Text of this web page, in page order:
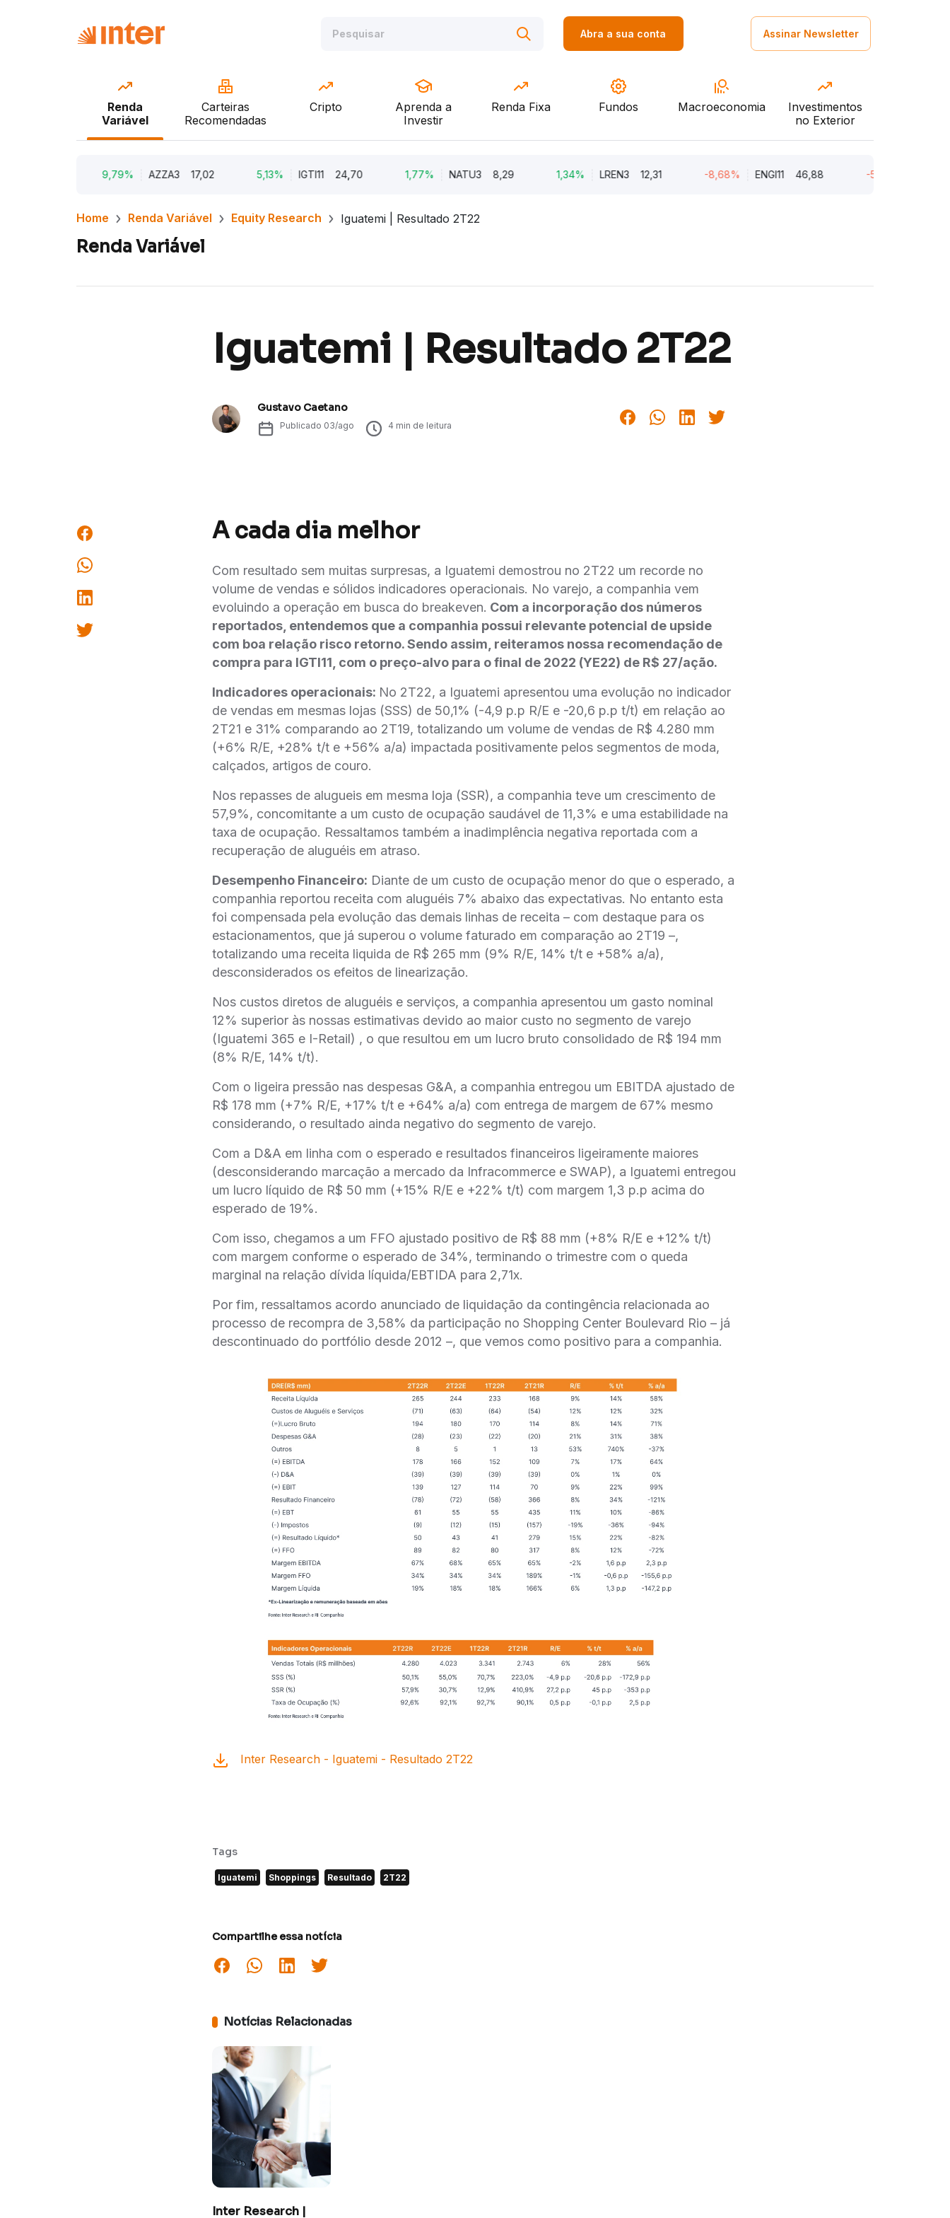
Abra a sua conta Assinar Newsletter
Renda
Variável
Carteiras
Recomendadas
Cripto
Aprenda a
Investir
Renda Fixa Fundos Macroeconomia
Investimentos
no Exterior
9,79% AZZA3 17,02 5,13% IGTI11 24,70 1,77% NATU3 8,29 1,34% LREN3 12,31 -8,68% ENGI11 46,88 -5,22%
Home Renda Variável Equity Research Iguatemi | Resultado 2T22
Renda Variável
Iguatemi | Resultado 2T22
Gustavo Caetano
Publicado 03/ago 4 min de leitura
A cada dia melhor
Com resultado sem muitas surpresas, a Iguatemi demostrou no 2T22 um recorde no
volume de vendas e sólidos indicadores operacionais. No varejo, a companhia vem
evoluindo a operação em busca do breakeven. Com a incorporação dos números
reportados, entendemos que a companhia possui relevante potencial de upside
com boa relação risco retorno. Sendo assim, reiteramos nossa recomendação de
compra para IGTI11, com o preço-alvo para o final de 2022 (YE22) de R$ 27/ação.
Indicadores operacionais: No 2T22, a Iguatemi apresentou uma evolução no indicador
de vendas em mesmas lojas (SSS) de 50,1% (-4,9 p.p R/E e -20,6 p.p t/t) em relação ao
2T21 e 31% comparando ao 2T19, totalizando um volume de vendas de R$ 4.280 mm
(+6% R/E, +28% t/t e +56% a/a) impactada positivamente pelos segmentos de moda,
calçados, artigos de couro.
Nos repasses de alugueis em mesma loja (SSR), a companhia teve um crescimento de
57,9%, concomitante a um custo de ocupação saudável de 11,3% e uma estabilidade na
taxa de ocupação. Ressaltamos também a inadimplência negativa reportada com a
recuperação de aluguéis em atraso.
Desempenho Financeiro: Diante de um custo de ocupação menor do que o esperado, a
companhia reportou receita com aluguéis 7% abaixo das expectativas. No entanto esta
foi compensada pela evolução das demais linhas de receita – com destaque para os
estacionamentos, que já superou o volume faturado em comparação ao 2T19 –,
totalizando uma receita liquida de R$ 265 mm (9% R/E, 14% t/t e +58% a/a),
desconsiderados os efeitos de linearização.
Nos custos diretos de aluguéis e serviços, a companhia apresentou um gasto nominal
12% superior às nossas estimativas devido ao maior custo no segmento de varejo
(Iguatemi 365 e I-Retail) , o que resultou em um lucro bruto consolidado de R$ 194 mm
(8% R/E, 14% t/t).
Com o ligeira pressão nas despesas G&A, a companhia entregou um EBITDA ajustado de
R$ 178 mm (+7% R/E, +17% t/t e +64% a/a) com entrega de margem de 67% mesmo
considerando, o resultado ainda negativo do segmento de varejo.
Com a D&A em linha com o esperado e resultados financeiros ligeiramente maiores
(desconsiderando marcação a mercado da Infracommerce e SWAP), a Iguatemi entregou
um lucro líquido de R$ 50 mm (+15% R/E e +22% t/t) com margem 1,3 p.p acima do
esperado de 19%.
Com isso, chegamos a um FFO ajustado positivo de R$ 88 mm (+8% R/E e +12% t/t)
com margem conforme o esperado de 34%, terminando o trimestre com o queda
marginal na relação dívida líquida/EBTIDA para 2,71x.
Por fim, ressaltamos acordo anunciado de liquidação da contingência relacionada ao
processo de recompra de 3,58% da participação no Shopping Center Boulevard Rio – já
descontinuado do portfólio desde 2012 –, que vemos como positivo para a companhia.
Inter Research - Iguatemi - Resultado 2T22
Tags
Iguatemi Shoppings Resultado 2T22
Compartilhe essa notícia
Notícias Relacionadas
Inter Research |